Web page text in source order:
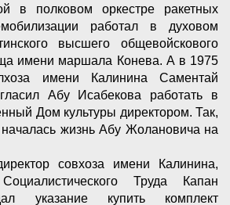
в полковом оркестре ракетных
работал в духовом
высшего общевойскового
имени маршала Конева. А в 1975
имени Калинина Саментай
Абу Исабекова работать в
Дом культуры директором. Так,
жизнь Абу Жолановича на
совхоза имени Калинина,
Труда Капан
указание купить комплект